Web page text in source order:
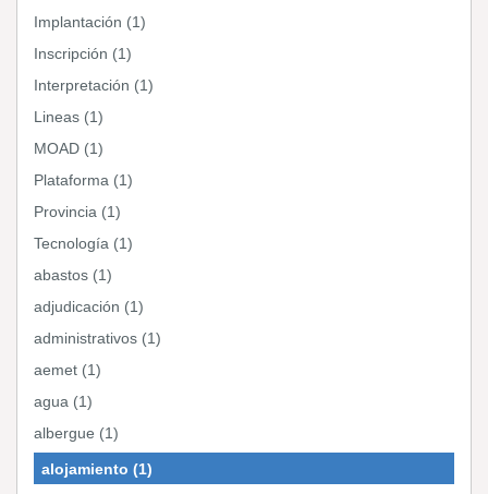
Implantación (1)
Inscripción (1)
Interpretación (1)
Lineas (1)
MOAD (1)
Plataforma (1)
Provincia (1)
Tecnología (1)
abastos (1)
adjudicación (1)
administrativos (1)
aemet (1)
agua (1)
albergue (1)
alojamiento (1)